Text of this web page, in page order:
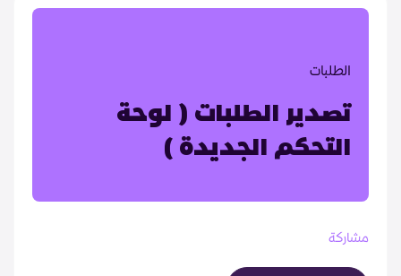
الأكاديمية
الأسئلة الشائعة
تواصل معنا
الطلبات
تصدير الطلبات ( لوحة
التحكم الجديدة )
مشاركة